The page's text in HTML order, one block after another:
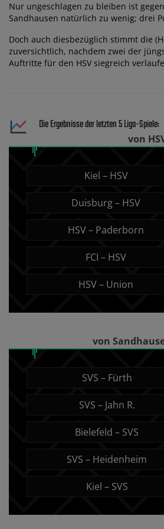
Nur ungeschlagen zu bleiben ist
Sandhausen natürlich zu wenig; drei
Doch auch diesbezüglich stimmt die
zuversichtlich, nachdem zwei der
Auftritte für den HSV siegreich
Die Ergebnisse der letzten 5 Liga-Spiele:
von
Kiel – HSV
Duisburg – HSV
HSV – Paderborn
FCI – HSV
HSV – Union
von
SVS – Fürth
SVS – Jahn R.
Bielefeld – SVS
SVS – Heidenheim
Kiel – SVS